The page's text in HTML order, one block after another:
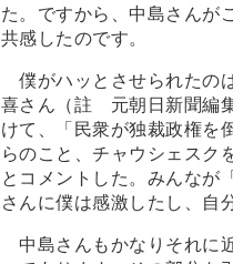
た。ですから、中島さんが
共感したのです。
僕がハッとさせられたの
喜さん（註 元朝日新聞編
けて、「民衆が独裁政権を
らのこと、チャウシェスク
とコメントした。みんなが
さんに僕は感激したし、自
中島さんもかなりそれに